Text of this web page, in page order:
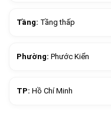
Tầng: Tầng thấp
Phường: Phước Kiển
TP: Hồ Chí Minh